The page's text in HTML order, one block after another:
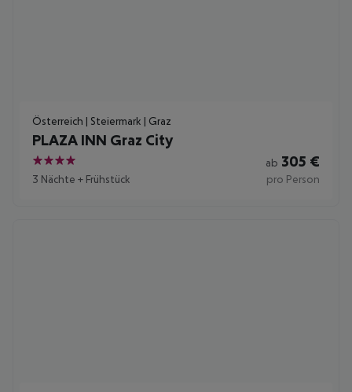
Österreich | Steiermark | Graz
PLAZA INN Graz City
4
3 Nächte + Frühstück
ab 305 €
pro Person